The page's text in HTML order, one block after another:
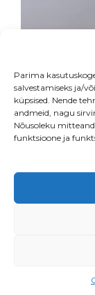
Parima
salvestamiseks ja/
küpsised. Nende
andmeid, nagu
Nõusoleku
funktsioone ja